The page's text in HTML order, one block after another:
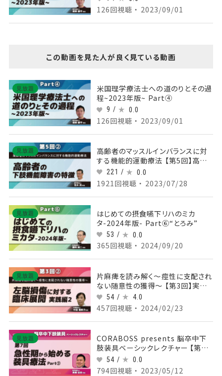
126回視聴 ・ 2023/09/01
この動画を見た人が良く見ている動画
見放題
米国理学療法士への道のりとその過
程~2023年版~ Part④
9 / 0.0
126回視聴 ・ 2023/09/01
見放題
高齢者のマッスルインバランスに対
する機能的運動療法 【第5回】高齢
者の下肢機能障害の特徴 Part②
221 / 0.0
1921回視聴 ・ 2023/07/28
見放題
はじめての摂食嚥下リハのミカ
タ-2024年版- Part⑥“とろみ”
53 / 0.0
365回視聴 ・ 2024/09/20
見放題
片麻痺を読み解く～痙性に支配され
ない随意性の獲得～ 【第3回】実践
編2 左脳損傷に対する臨床展開
Part②実技
54 / 4.0
457回視聴 ・ 2024/02/23
見放題
CORABOSS presents 脳卒中下
肢装具ベーシックレクチャー 【第7
回】急性期から始める装具療法
Part③
54 / 0.0
794回視聴 ・ 2023/05/12